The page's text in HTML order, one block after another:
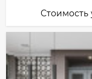
Стоимость